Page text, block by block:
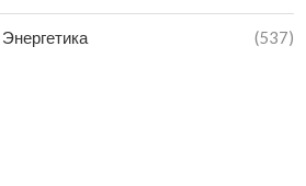
Энергетика (537)